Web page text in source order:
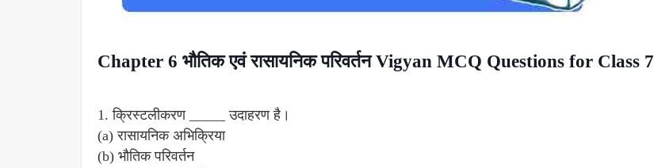
Chapter 6 भौतिक एवं रासायनिक परिवर्तन Vigyan MCQ Questions for Class 7
1. क्रिस्टलीकरण _____ उदाहरण है।
(a) रासायनिक अभिक्रिया
(b) भौतिक परिवर्तन